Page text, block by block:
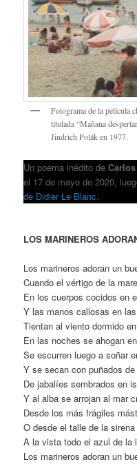
Fotograma de la película
titulada “Mañana
Jindrich Polák en 1977.
Un poema inédito de
el 17 de mayo de 2020,
de Didier Le Blanc.
LOS MARINEROS
Los marineros adoran un
Cuando el vértigo de la
En los cuerpos cocidos en
Y las manos callosas en
Tientan al viento dormido
En las noches se ahogan
Se escurren luego a soñar
Y se secan con puñados
De jabalíes sembrados en
Y al alba se arrojan al mar
Desde los más frágiles
O desde el talle de la
A la vista todo el azul de la
Los marineros adoran un